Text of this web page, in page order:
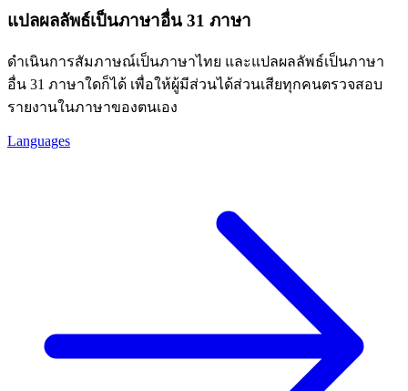
แปลผลลัพธ์เป็นภาษาอื่น 31 ภาษา
ดำเนินการสัมภาษณ์เป็นภาษาไทย และแปลผลลัพธ์เป็นภาษา
อื่น 31 ภาษาใดก็ได้ เพื่อให้ผู้มีส่วนได้ส่วนเสียทุกคนตรวจสอบ
รายงานในภาษาของตนเอง
Languages